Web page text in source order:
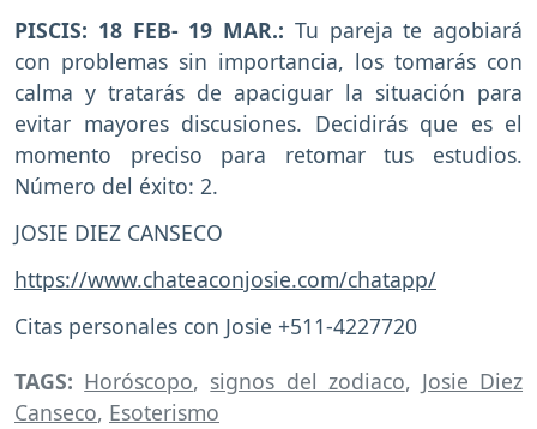
PISCIS: 18 FEB- 19 MAR.: Tu pareja te agobiará
con problemas sin importancia, los tomarás con
calma y tratarás de apaciguar la situación para
evitar mayores discusiones. Decidirás que es el
momento preciso para retomar tus estudios.
Número del éxito: 2.
JOSIE DIEZ CANSECO
https://www.chateaconjosie.com/chatapp/
Citas personales con Josie +511-4227720
TAGS: Horóscopo, signos del zodiaco, Josie Diez
Canseco, Esoterismo